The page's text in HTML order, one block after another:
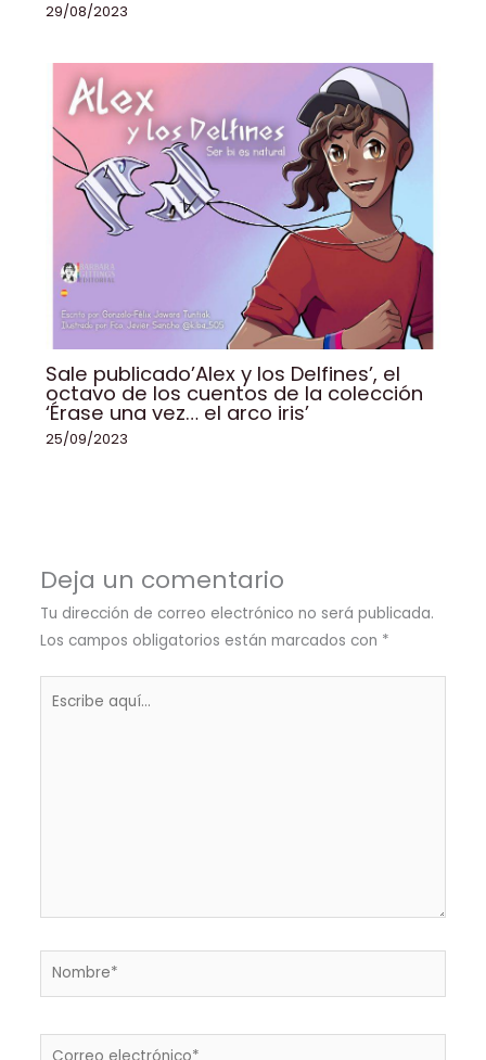
29/08/2023
Sale publicado’Alex y los Delfines’, el
octavo de los cuentos de la colección
‘Érase una vez… el arco iris’
25/09/2023
Deja un comentario
Tu dirección de correo electrónico no será publicada.
Los campos obligatorios están marcados con *
Nombre*
Correo